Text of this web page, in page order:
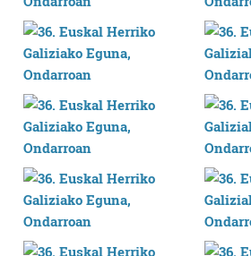
Webgune honek cookie propioak eta
fitxategiak erabiltzen ditu. Zure
zerbitzuak hobetzeko asmoz, cookie
baliatzen gara. Ohar hau onartuz
erabiltzeko baimen esplizitua